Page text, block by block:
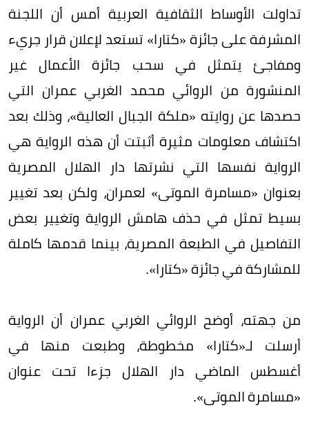
تداولت الأوساط الثقافية العربية أمس أن اللجنة
المشرفة على جائزة «كتارا» تستعد لإعلان قرار جريء
ومفاجئ يتمثل في سحب جائزة الأعمال غير
المنشورة من الروائي محمد الغربي عمران التي
حصدها عن روايته «ملكة الجبال العالية»، وذلك بعد
اكتشاف معلومات مثيرة أثبتت أن هذه الرواية هي
الرواية نفسها التي نشرتها دار الهلال المصرية
بعنوان «مسامرة الموتى» لعمران، ولكن بعد تغيير
بسيط تمثل في حذف هامش الرواية وتغيير بعض
التفاصيل في الطبعة المصرية، بينما قدمها كاملة
للمشاركة في جائزة «كتارا».
من جهته، أوضح الروائي الغربي عمران أن الرواية
أرسلت لـ«كتارا» مخطوطة، وطبعت منها في
أغسطس الماضي دار الهلال جزءا تحت عنوان
«مسامرة الموتى».